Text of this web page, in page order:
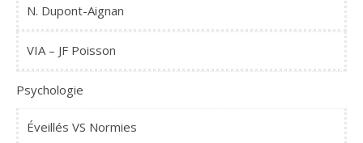
N. Dupont-Aignan
VIA – JF Poisson
Psychologie
Éveillés VS Normies